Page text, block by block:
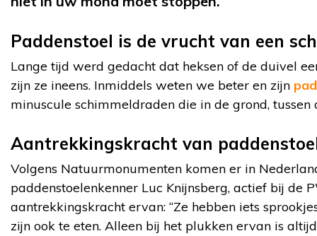
Paddenstoel is de vrucht van een
Lange tijd werd gedacht dat heksen of de duivel
zijn ze ineens. Inmiddels weten we beter en zijn
minuscule schimmeldraden die in de grond,
Aantrekkingskracht van
Volgens Natuurmonumenten komen er in
paddenstoelenkenner Luc Knijnsberg, actief bij de
aantrekkingskracht ervan: “Ze hebben iets
zijn ook te eten. Alleen bij het plukken ervan is